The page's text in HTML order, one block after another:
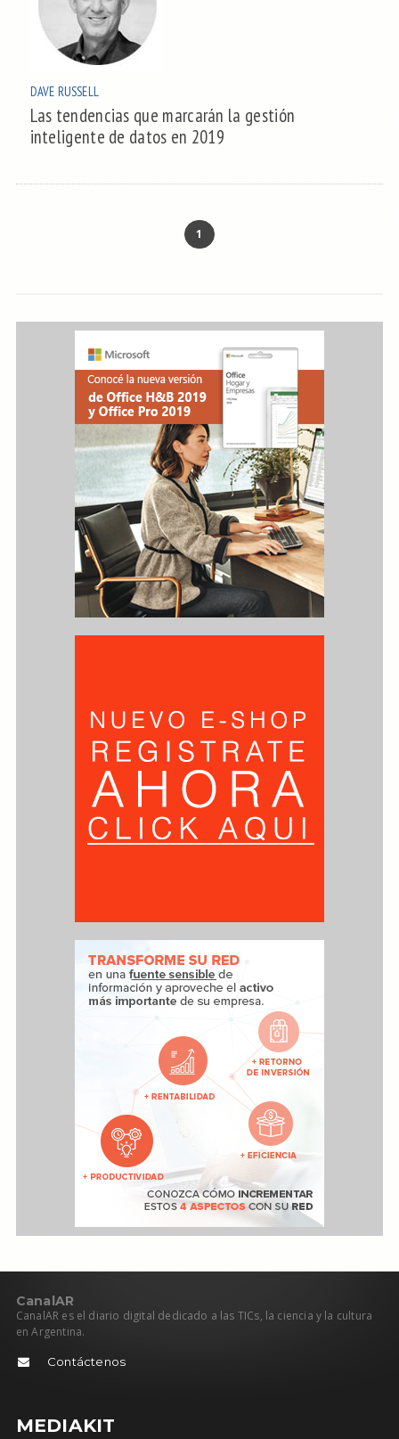
DAVE RUSSELL
Las tendencias que marcarán la gestión
inteligente de datos en 2019
1
CanalAR
CanalAR es el diario digital dedicado a las TICs, la ciencia y la cultura
en Argentina.
Contáctenos
MEDIAKIT